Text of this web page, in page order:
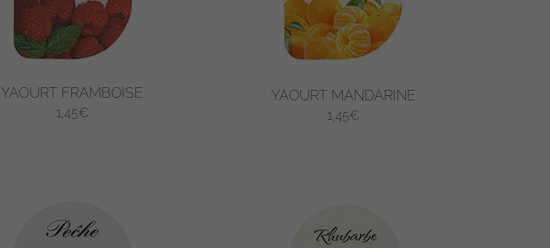
YAOURT FRAMBOISE
1,45€
YAOURT MANDARINE
1,45€